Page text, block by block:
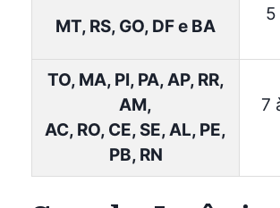
MT, RS, GO, DF e BA
5
TO, MA, PI, PA, AP, RR,
AM,
AC, RO, CE, SE, AL, PE,
PB, RN
7